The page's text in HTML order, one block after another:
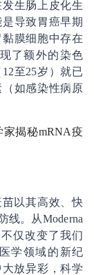
生肠上皮化生
导致胃癌早期
膜细胞中存在
了额外的染色
至25岁）就已
如感染性病原
家揭秘mRNA疫
以其高效、快
防线。从Moderna
仅改变了我们
学领域的新纪
放异彩，科学